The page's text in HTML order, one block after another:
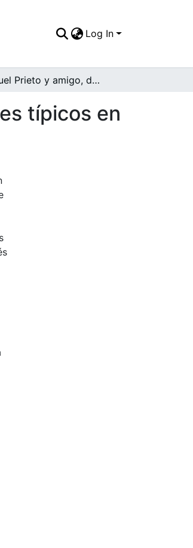
Log In
Miguel Prieto y amigo, de paseo por los caminos veredales típicos en los pueblos del Valle del Cauca
típicos en